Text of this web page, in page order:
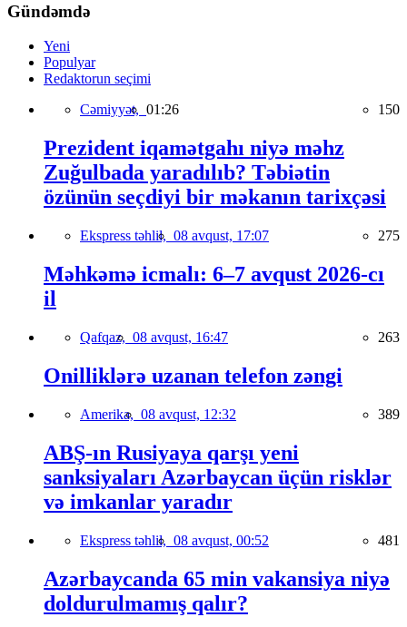
Gündəmdə
Yeni
Populyar
Redaktorun seçimi
Cəmiyyət, 01:26 150
Prezident iqamətgahı niyə məhz
Zuğulbada yaradılıb? Təbiətin
özünün seçdiyi bir məkanın tarixçəsi
Ekspress təhlil, 08 avqust, 17:07 275
Məhkəmə icmalı: 6–7 avqust 2026-cı
il
Qafqaz, 08 avqust, 16:47 263
Onilliklərə uzanan telefon zəngi
Amerika, 08 avqust, 12:32 389
ABŞ-ın Rusiyaya qarşı yeni
sanksiyaları Azərbaycan üçün risklər
və imkanlar yaradır
Ekspress təhlil, 08 avqust, 00:52 481
Azərbaycanda 65 min vakansiya niyə
doldurulmamış qalır?